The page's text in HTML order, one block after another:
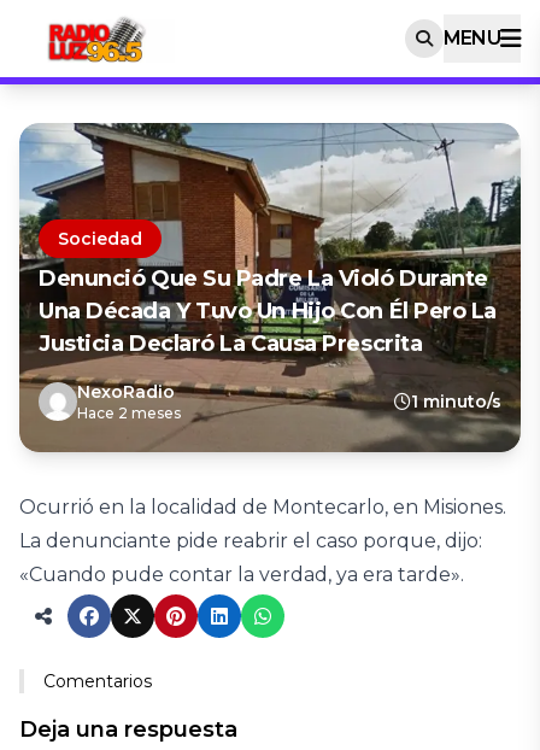
MENU
Sociedad
Denunció Que Su Padre La Violó Durante
Una Década Y Tuvo Un Hijo Con Él Pero La
Justicia Declaró La Causa Prescrita
NexoRadio
Hace 2 meses
1 minuto/s
Ocurrió en la localidad de Montecarlo, en Misiones.
La denunciante pide reabrir el caso porque, dijo:
«Cuando pude contar la verdad, ya era tarde».
Comentarios
Deja una respuesta